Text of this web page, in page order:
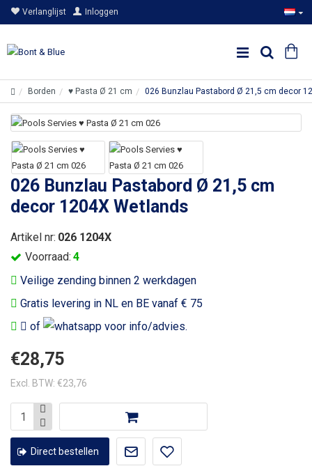
Verlanglijst Inloggen
Borden ♥ Pasta Ø 21 cm 026 Bunzlau Pastabord Ø 21,5 cm decor
026 Bunzlau Pastabord Ø 21,5 cm
decor 1204X Wetlands
Veilige zending binnen 2 werkdagen
Gratis levering in NL en BE vanaf € 75
of
voor info/advies.
Voorraad: 4
Artikel nr: 026 1204X
€28,75
Excl. BTW: €23,76
Direct bestellen